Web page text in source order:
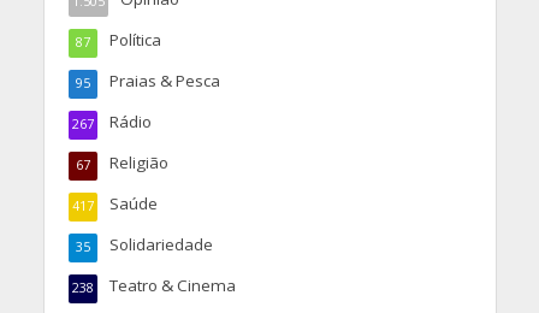
Política
87
Praias & Pesca
95
Rádio
267
Religião
67
Saúde
417
Solidariedade
35
Teatro & Cinema
238